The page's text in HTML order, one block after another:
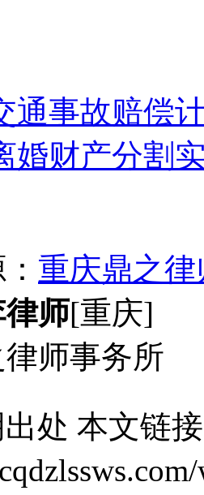
通事故赔偿
婚财产分割
重庆鼎之
师[重庆]
师事务所
处 本文链